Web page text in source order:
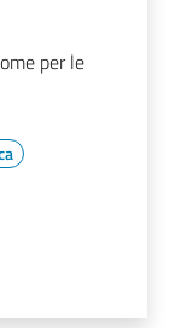
per le